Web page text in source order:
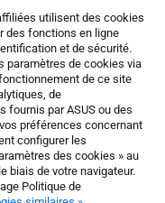
utilisent des cookies
des fonctions en ligne
et de sécurité.
paramètres de cookies via
de ce site
de
fournis par ASUS ou des
préférences concernant
configurer les
des cookies » au
biais de votre navigateur.
Politique de